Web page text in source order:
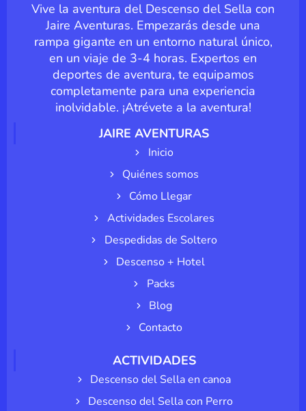
Vive la aventura del Descenso del Sella con
Jaire Aventuras. Empezarás desde una
rampa gigante en un entorno natural único,
en un viaje de 3-4 horas. Expertos en
deportes de aventura, te equipamos
completamente para una experiencia
inolvidable. ¡Atrévete a la aventura!
JAIRE AVENTURAS
Inicio
Quiénes somos
Cómo Llegar
Actividades Escolares
Despedidas de Soltero
Descenso + Hotel
Packs
Blog
Contacto
ACTIVIDADES
Descenso del Sella en canoa
Descenso del Sella con Perro